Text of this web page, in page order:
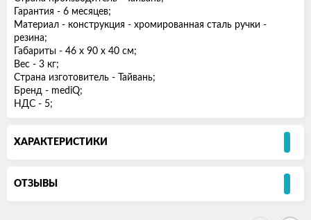
Гарантия - 6 месяцев;
Материал - конструкция - хромированная сталь ручки -
резина;
Габариты - 46 х 90 х 40 см;
Вес - 3 кг;
Страна изготовитель - Тайвань;
Бренд - mediQ;
НДС - 5;
ХАРАКТЕРИСТИКИ
ОТЗЫВЫ